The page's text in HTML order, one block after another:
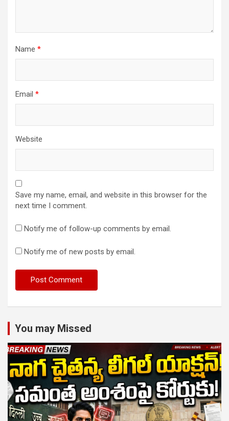
Name *
Email *
Website
Save my name, email, and website in this browser for the
next time I comment.
Notify me of follow-up comments by email.
Notify me of new posts by email.
You may Missed